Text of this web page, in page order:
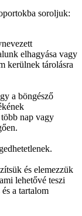
soroljuk:
elhagyása vagy
kerülnek tárolásra
a böngésző
nap vagy
és elemezzük
lehetővé teszi
a tartalom